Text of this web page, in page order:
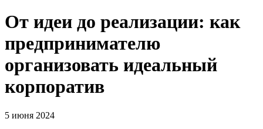
От идеи до реализации: как
предпринимателю
организовать идеальный
корпоратив
5 июня 2024